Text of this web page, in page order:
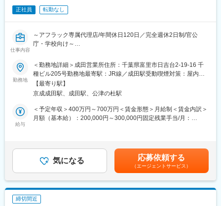
・すでに契約しているお客様へのサポート（更新・相談対応な
■未経験でも安心な理由
います。
●1か月目
業務で必要となる基礎知識（商品・事務手続き・ルール）をじっ
くり習得。
実際の提案に必要なコミュニケーションや販売ノウハウを習得。
●3か月目以降
めています。
「一人で結果を背負う」スタイルではなく、困ったときはすぐに
正社員 転勤なし
仕事内容
～アフラック専属代理店/年間休日120日／完全週休2日制/官公
庁・学校向け～
■業務概要：アフラック専属代理店として、千葉県内の公立小・中
学校・高等学校・官公庁を中心に団体から個人まで幅広く生命保
険をご案内している当社にて、営業職をお任せいたします。
■職務内容：
・がん保険を中心とした生命保険の提案営業
・更新の手続きや見直し提案
・顧客は、小中学校や高校、市役所などの官公庁がメインとなり
ます。エリアは千葉市から北側の地域が多く、直行直帰も可能で
担）
勤務地
＜勤務地詳細＞成田営業所住所：千葉県富里市日吉台2-19-16 千
種ビル205号勤務地最寄駅：JR線／成田駅受動喫煙対策：屋内全
面禁煙変更の範囲：会社の定める事業所
【最寄り駅】
京成成田駅、成田駅、公津の杜駅
給与
＜予定年収＞400万円～700万円＜賃金形態＞月給制＜賃金内訳＞
月額（基本給）：200,000円～300,000円固定残業手当/月：
（実績に応じて支給）■昇給：有（年1回）■インセンティブ：毎
月支給（実績に応じて）【モデル年収】入社3年目：460万円入社
8年目：600万円入社10年目：670万円賃金はあくまでも目安の金
額であり、選考を通じて上下する可能性があります。月給(月額)は
固定手当を含めた表記です。
気になる 応募依頼する
（エージェントサービス）
締切間近